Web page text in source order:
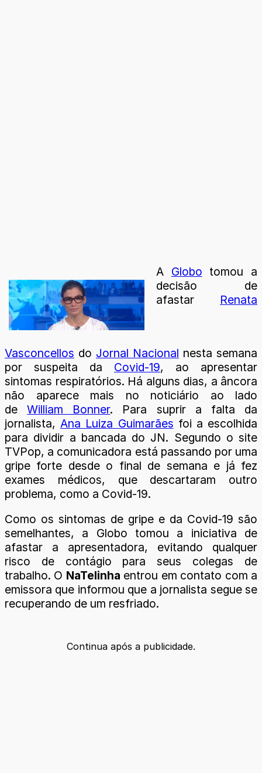
A Globo tomou a
decisão de
afastar Renata
Vasconcellos do Jornal Nacional nesta semana
por suspeita da Covid-19, ao apresentar
sintomas respiratórios. Há alguns dias, a âncora
não aparece mais no noticiário ao lado
deWilliam Bonner. Para suprir a falta da
jornalista, Ana Luiza Guimarães foi a escolhida
para dividir a bancada do JN. Segundo o site
TVPop, a comunicadora está passando por uma
gripe forte desde o final de semana e já fez
exames médicos, que descartaram outro
problema, como a Covid-19.
Como os sintomas de gripe e da Covid-19 são
semelhantes, a Globo tomou a iniciativa de
afastar a apresentadora, evitando qualquer
risco de contágio para seus colegas de
trabalho. O NaTelinha entrou em contato com a
emissora que informou que a jornalista segue se
recuperando de um resfriado.
Continua após a publicidade.